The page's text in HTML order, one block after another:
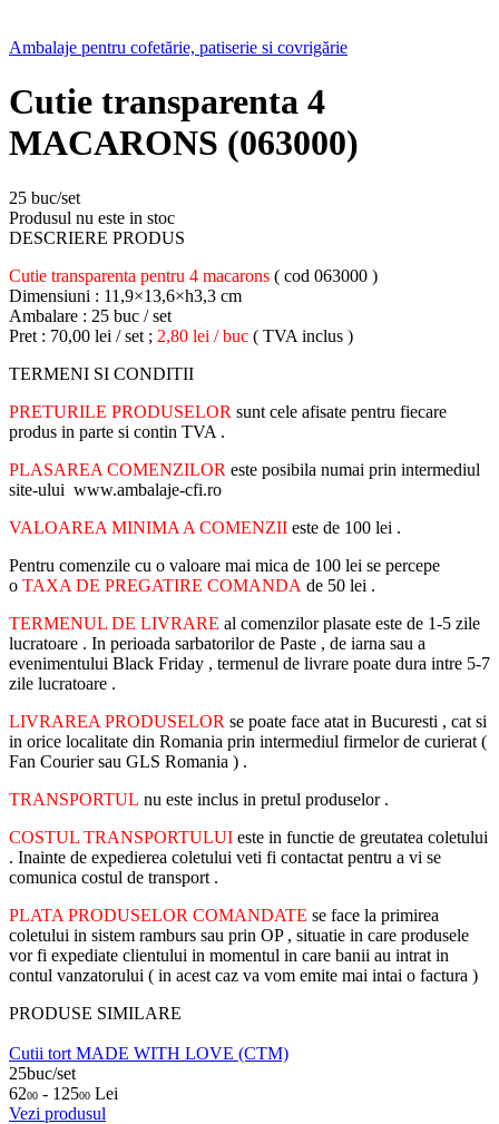
Ambalaje pentru cofetărie, patiserie si covrigărie
Cutie transparenta 4
MACARONS (063000)
25 buc/set
Produsul nu este in stoc
DESCRIERE PRODUS
Cutie transparenta pentru 4 macarons ( cod 063000 )
Dimensiuni : 11,9×13,6×h3,3 cm
Ambalare : 25 buc / set
Pret : 70,00 lei / set ; 2,80 lei / buc ( TVA inclus )
TERMENI SI CONDITII
PRETURILE PRODUSELOR sunt cele afisate pentru fiecare
produs in parte si contin TVA .
PLASAREA COMENZILOR este posibila numai prin intermediul
site-ului www.ambalaje-cfi.ro
VALOAREA MINIMA A COMENZII este de 100 lei .
Pentru comenzile cu o valoare mai mica de 100 lei se percepe
o TAXA DE PREGATIRE COMANDA de 50 lei .
TERMENUL DE LIVRARE al comenzilor plasate este de 1-5 zile
lucratoare . In perioada sarbatorilor de Paste , de iarna sau a
evenimentului Black Friday , termenul de livrare poate dura intre 5-7
zile lucratoare .
LIVRAREA PRODUSELOR se poate face atat in Bucuresti , cat si
in orice localitate din Romania prin intermediul firmelor de curierat (
Fan Courier sau GLS Romania ) .
TRANSPORTUL nu este inclus in pretul produselor .
COSTUL TRANSPORTULUI este in functie de greutatea coletului
. Inainte de expedierea coletului veti fi contactat pentru a vi se
comunica costul de transport .
PLATA PRODUSELOR COMANDATE se face la primirea
coletului in sistem ramburs sau prin OP , situatie in care produsele
vor fi expediate clientului in momentul in care banii au intrat in
contul vanzatorului ( in acest caz va vom emite mai intai o factura )
PRODUSE SIMILARE
Cutii tort MADE WITH LOVE (CTM)
25buc/set
6200 - 12500 Lei
Vezi produsul